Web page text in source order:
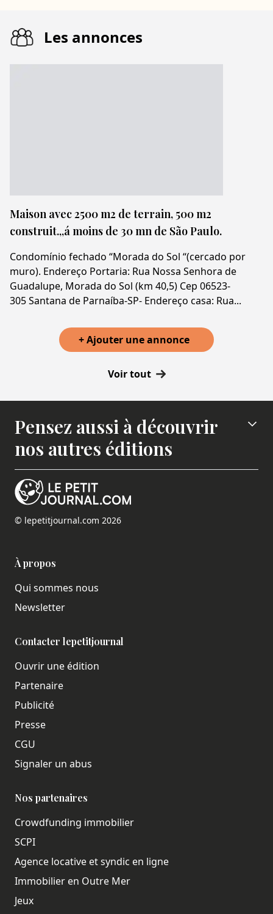
Les annonces
Maison avec 2500 m2 de terrain, 500 m2
construit.,,á moins de 30 mn de São Paulo.
Condomínio fechado “Morada do Sol “(cercado por
muro). Endereço Portaria: Rua Nossa Senhora de
Guadalupe, Morada do Sol (km 40,5) Cep 06523-
305 Santana de Parnaíba-SP- Endereço casa: Rua...
+ Ajouter une annonce
Voir tout
Pensez aussi à découvrir
nos autres éditions
© lepetitjournal.com 2026
À propos
Qui sommes nous
Newsletter
Contacter lepetitjournal
Ouvrir une édition
Partenaire
Publicité
Presse
CGU
Signaler un abus
Nos partenaires
Crowdfunding immobilier
SCPI
Agence locative et syndic en ligne
Immobilier en Outre Mer
Jeux